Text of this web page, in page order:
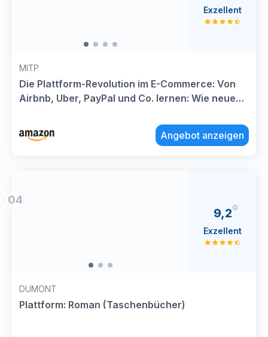
MITP
Die Plattform-Revolution im E-Commerce: Von
Airbnb, Uber, PayPal und Co. lernen: Wie neue
verändern (mitp ... und Strategien für Start-ups
und Unternehmen
Exzellent
Angebot anzeigen
04
DUMONT
Plattform: Roman (Taschenbücher)
9,2
Exzellent